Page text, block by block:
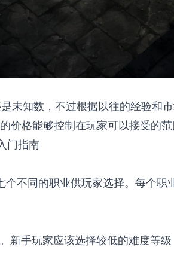
未知数，不过根据以往的经验和
格能够控制在玩家可以接受的范
门指南
个不同的职业供玩家选择。每个
新手玩家应该选择较低的难度等级